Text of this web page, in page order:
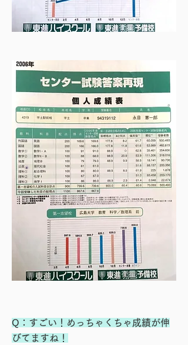
Q：すごい！めっちゃくちゃ成績が伸
びてますね！